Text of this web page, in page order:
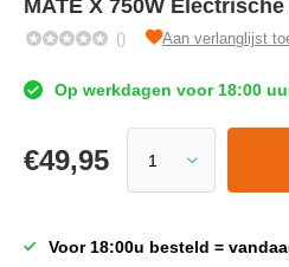
MATE X 750W
() Aan verlanglijst
Op werkdagen voor 18:00
€49,95
Voor 18:00u besteld =